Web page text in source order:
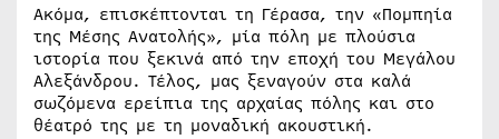
Ακόμα, επισκέπτονται τη Γέρασα, την «Πομπηία
της Μέσης Ανατολής», μία πόλη με πλούσια
ιστορία που ξεκινά από την εποχή του Μεγάλου
Αλεξάνδρου. Τέλος, μας ξεναγούν στα καλά
σωζόμενα ερείπια της αρχαίας πόλης και στο
θέατρό της με τη μοναδική ακουστική.